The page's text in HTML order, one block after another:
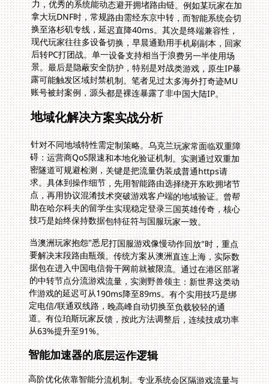
账号被封案例，源头都是裸连暴露了非中国大陆IP。
地域化解决方案实战分析
针对不同地域特性需定制策略。乌克兰玩家常面临双重障
碍：运营商QoS限速和本地化验证机制。实测通过双重加
密隧道可规避检测，关键是把流量伪装成普通https请
求。具体到操作细节，先用智能路由选择绕开东欧拥堵节
点，再用协议混淆技术突破游戏客户端的地域验证。曾帮
助在哈尔科夫的留学生实现稳定登录三国英雄传奇，核心
技巧是始终保持数据包特征符与国服玩家一致。
当澳洲玩家抱怨"悉尼打国服游戏像慢动作回放"时，重点
要解决末段路由瓶颈。传统方案从澳洲直连上海，实际数
据包在进入中国电信骨干网前就被限流。通过在港区部署
的中转节点分流游戏流量，实测野兽领主：新世界这类动
作游戏的延迟可从190ms降至89ms。有个实用技巧是绑
定电信/联通双线路，晚高峰自动切换至负载较轻的通
道。有位珀斯玩家反馈，按此方法调整后，连续技成功率
从63%提升至91%。
智能加速器的底层运作逻辑
高阶优化依靠智能分流机制。专业系统会区隔游戏流量与
其他数据传输，当检测到奇迹MU登录请求时，立即分配
专属信道。这个过程中带宽保障尤为关键，普通共享线路
可能被视频流量挤占，而百兆独享信道确保即使更新十
GB补丁也不影响团战。曾有伦敦玩家分享趣事：原先开
加速器下载补丁会导致游戏掉线，更换支持带宽保障的服